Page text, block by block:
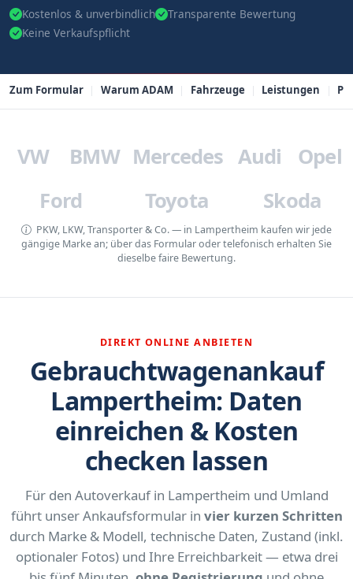
Kostenlos & unverbindlich
Transparente Bewertung
Keine Verkaufspflicht
Zum Formular Warum ADAM Fahrzeuge Leistungen
VW BMW Mercedes Audi
Opel
Ford
Toyota Skoda
PKW, LKW, Transporter & Co. — in Lampertheim kaufen wir jede
gängige Marke an; über das Formular oder telefonisch erhalten Sie
dieselbe faire Bewertung.
DIREKT ONLINE ANBIETEN
Gebrauchtwagenankauf
Lampertheim: Daten
einreichen & Kosten
checken lassen
Für den Autoverkauf in Lampertheim und Umland
führt unser Ankaufsformular in vier kurzen Schritten
durch Marke & Modell, technische Daten, Zustand (inkl.
optionaler Fotos) und Ihre Erreichbarkeit — etwa drei